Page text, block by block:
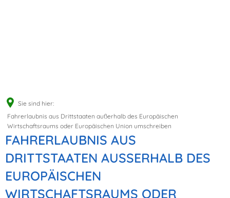
Sie sind hier:
Fahrerlaubnis aus Drittstaaten außerhalb des Europäischen
Wirtschaftsraums oder Europäischen Union umschreiben
FAHRERLAUBNIS AUS
DRITTSTAATEN AUSSERHALB DES E
UROPÄISCHEN W
IRTSCHAFTSRAUMS ODER E